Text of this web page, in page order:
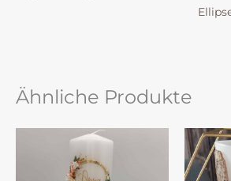
Ähnliche Produkte